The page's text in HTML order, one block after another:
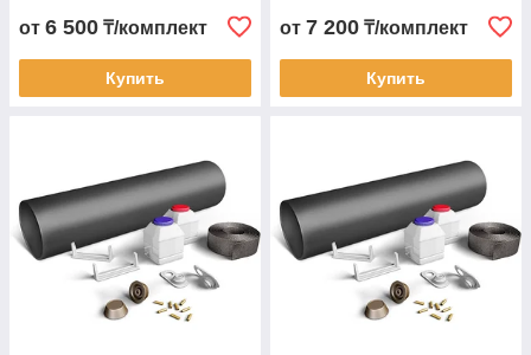
от 6 500 ₸/комплект
Купить
от 7 200 ₸/комплект
Купить